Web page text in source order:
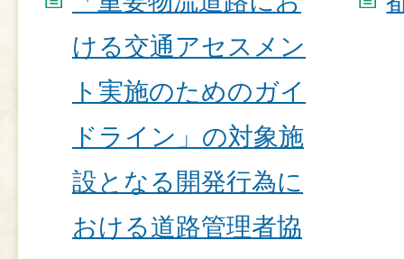
ける交通アセスメン
ト実施のためのガイ
ドライン」の対象施
設となる開発行為に
おける道路管理者協